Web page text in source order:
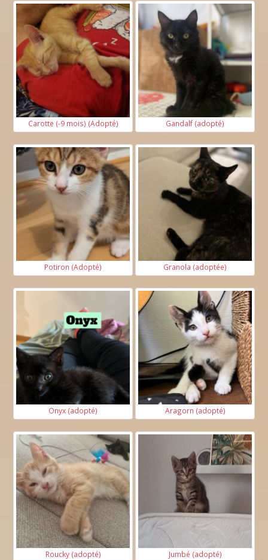
Carotte (-9 mois) (Adopté) Gandalf (adopté)
Potiron (Adopté) Granola (adoptée)
Onyx (adopté) Aragorn (adopté)
Roucky (adopté) Jumbé (adopté)